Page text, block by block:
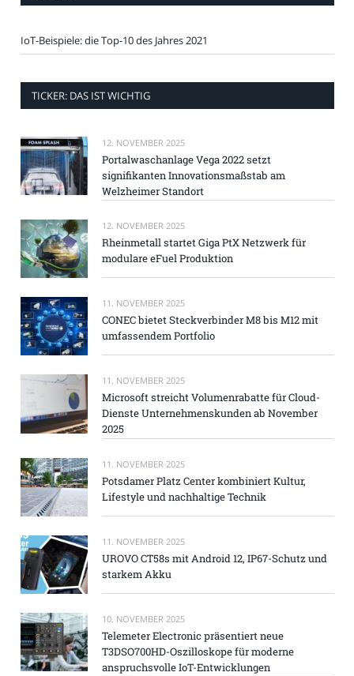
IoT-Beispiele: die Top-10 des Jahres 2021
TICKER: DAS IST WICHTIG
12. NOVEMBER 2025
Portalwaschanlage Vega 2022 setzt
signifikanten Innovationsmaßstab am
Welzheimer Standort
12. NOVEMBER 2025
Rheinmetall startet Giga PtX Netzwerk für
modulare eFuel Produktion
11. NOVEMBER 2025
CONEC bietet Steckverbinder M8 bis M12 mit
umfassendem Portfolio
11. NOVEMBER 2025
Microsoft streicht Volumenrabatte für Cloud-
Dienste Unternehmenskunden ab November
2025
11. NOVEMBER 2025
Potsdamer Platz Center kombiniert Kultur,
Lifestyle und nachhaltige Technik
11. NOVEMBER 2025
UROVO CT58s mit Android 12, IP67-Schutz und
starkem Akku
10. NOVEMBER 2025
Telemeter Electronic präsentiert neue
T3DSO700HD-Oszilloskope für moderne
anspruchsvolle IoT-Entwicklungen